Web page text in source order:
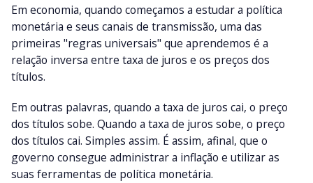
Em economia, quando começamos a estudar a política
monetária e seus canais de transmissão, uma das
primeiras "regras universais" que aprendemos é a
relação inversa entre taxa de juros e os preços dos
títulos.
Em outras palavras, quando a taxa de juros cai, o preço
dos títulos sobe. Quando a taxa de juros sobe, o preço
dos títulos cai. Simples assim. É assim, afinal, que o
governo consegue administrar a inflação e utilizar as
suas ferramentas de política monetária.